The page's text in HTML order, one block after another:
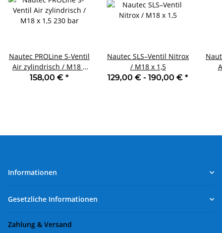
Nautec PROLine S-Ventil
Air zylindrisch / M18 x
1,5 230 bar
158,00 € *
Nautec SLS–Ventil Nitrox
/ M18 x 1,5
129,00 € - 190,00 € *
Informationen
Gesetzliche Informationen
Zahlung & Versand